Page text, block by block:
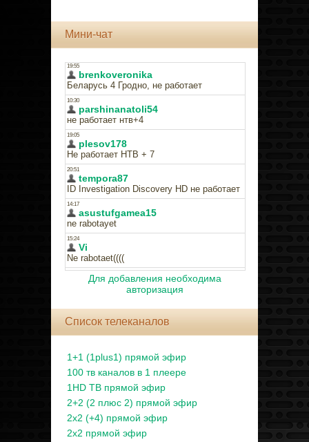
Мини-чат
Для добавления необходима
авторизация
Список телеканалов
1+1 (1plus1) прямой эфир
100 тв каналов в 1 плеере
1HD ТВ прямой эфир
2+2 (2 плюс 2) прямой эфир
2x2 (+4) прямой эфир
2x2 прямой эфир